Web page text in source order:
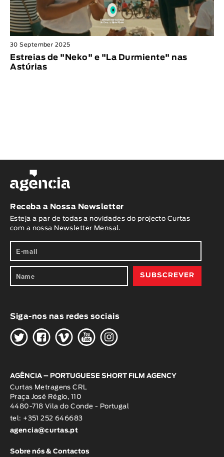
30 September 2025
Estreias de "Neko" e "La Durmiente" nas
Astúrias
Receba a Nossa Newsletter
Esteja a par de todas a novidades do projecto Curtas
com a nossa Newsletter Mensal.
Siga-nos nas redes sociais
HGWOK
AGÊNCIA – PORTUGUESE SHORT FILM AGENCY
Curtas Metragens CRL
Praça José Régio, 110
4480-718 Vila do Conde - Portugal
tel: +351 252 646683
agencia@curtas.pt
Sobre nós & Contactos